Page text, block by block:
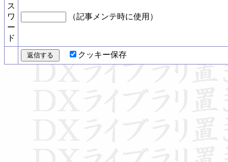
ス
ワ
ー
ド
（記事メンテ時に使用）
クッキー保存